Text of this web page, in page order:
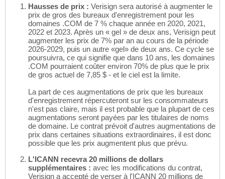
Hausses de prix : Verisign sera autorisé à augmenter le
prix de gros des bureaux d'enregistrement pour les
domaines .COM de 7 % chaque année en 2020, 2021,
2022 et 2023. Après un « gel » de deux ans, Verisign peut
augmenter les prix de 7% par an au cours de la période
2026-2029, puis un autre «gel» de deux ans. Ce cycle se
poursuivra, ce qui signifie que dans 10 ans, les domaines
.COM pourraient coûter environ 70% de plus que le prix
de gros actuel de 7,85 $ - et le ciel est la limite.
La part de ces augmentations de prix que les bureaux
d'enregistrement répercuteront sur les consommateurs
n'est pas claire, mais il est probable que la plupart de ces
augmentations seront payées par les titulaires de noms
de domaine. Le contrat prévoit d'autres augmentations de
prix dans certaines situations extraordinaires, il est donc
possible que les prix augmentent plus que prévu.
L'ICANN recevra 20 millions de dollars
supplémentaires : avec les modifications du contrat,
Verisign a accepté de verser à l'ICANN 20 millions de